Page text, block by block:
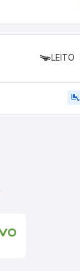
LEITO
airline_seat_legroom_extra